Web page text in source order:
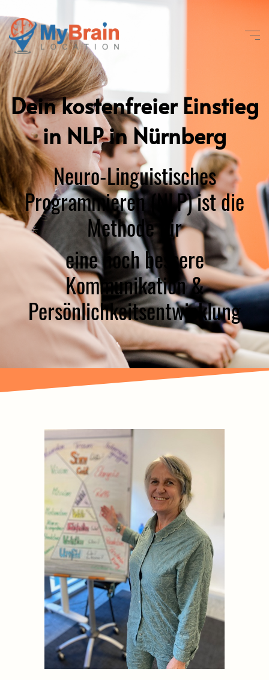
Dein kostenfreier Einstieg
in NLP in Nürnberg
Neuro-Linguistisches
Programmieren (NLP) ist die
Methode für
eine noch bessere
Kommunikation &
Persönlichkeitsentwicklung